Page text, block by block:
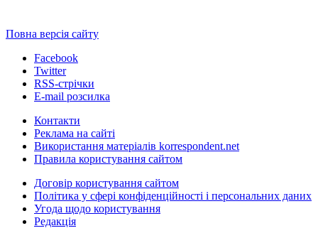
Повна версія сайту
Facebook
Twitter
RSS-стрічки
E-mail розсилка
Контакти
Реклама на сайті
Використання матеріалів korrespondent.net
Правила користування сайтом
Договір користування сайтом
Політика у сфері конфіденційності і персональних даних
Угода щодо користування
Редакція